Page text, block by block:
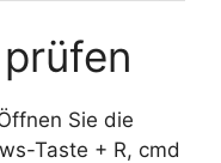
Sie die
Taste + R, cmd